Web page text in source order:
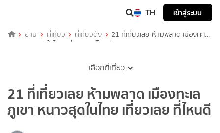
TH เข้าสู่ระบบ
อ่าน ที่เที่ยว ที่เที่ยวดัง
21 ที่เที่ยวเลย ห้ามพลาด เมืองทะเล
ภูเขา หนาวสุดในไทย เที่ยวเลย ที่ไหนดี
เลือกที่เที่ยว
21 ที่เที่ยวเลย ห้ามพลาด เมืองทะเล
ภูเขา หนาวสุดในไทย เที่ยวเลย ที่ไหนดี